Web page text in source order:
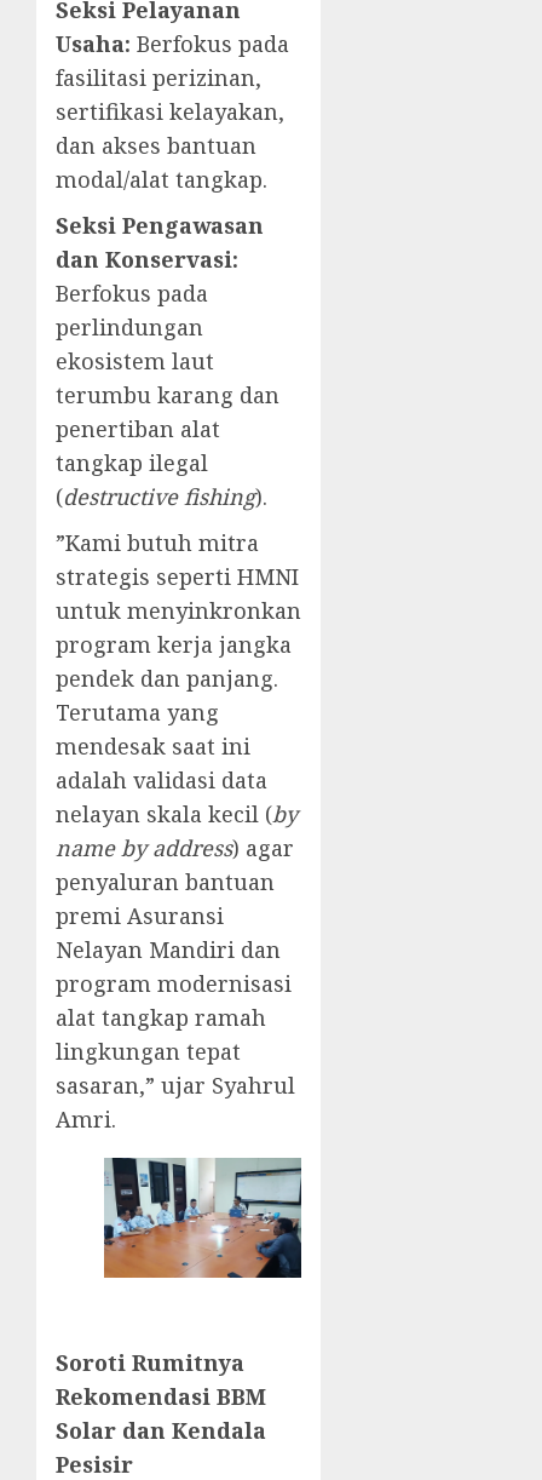
Seksi Pelayanan
Usaha: Berfokus pada
fasilitasi perizinan,
sertifikasi kelayakan,
dan akses bantuan
modal/alat tangkap.
Seksi Pengawasan
dan Konservasi:
Berfokus pada
perlindungan
ekosistem laut
terumbu karang dan
penertiban alat
tangkap ilegal
(destructive fishing).
​”Kami butuh mitra
strategis seperti HMNI
untuk menyinkronkan
program kerja jangka
pendek dan panjang.
Terutama yang
mendesak saat ini
adalah validasi data
nelayan skala kecil (by
name by address) agar
penyaluran bantuan
premi Asuransi
Nelayan Mandiri dan
program modernisasi
alat tangkap ramah
lingkungan tepat
sasaran,” ujar Syahrul
Amri.
Soroti Rumitnya
Rekomendasi BBM
Solar dan Kendala
Pesisir